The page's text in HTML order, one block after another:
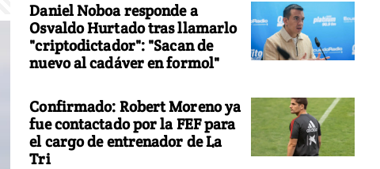
Daniel Noboa responde a
Osvaldo Hurtado tras llamarlo
"criptodictador": "Sacan de
nuevo al cadáver en formol"
Confirmado: Robert Moreno ya
fue contactado por la FEF para
el cargo de entrenador de La
Tri